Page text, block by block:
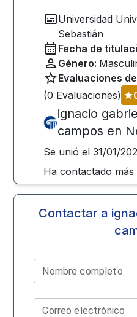
Universidad
Sebastián
Fecha de
Género:
Evaluaciones
(0 Evaluaciones)
ignacio
campos en
Se unió el 31/01/
Ha contactado
Contactar a
Nombre completo
Correo electrónico